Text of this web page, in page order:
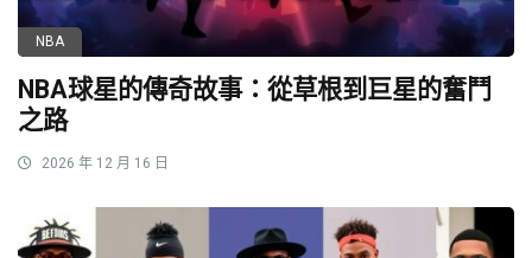
NBA
NBA球星的傳奇故事：從草根到巨星的奮鬥
之路
2026 年 12 月 16 日